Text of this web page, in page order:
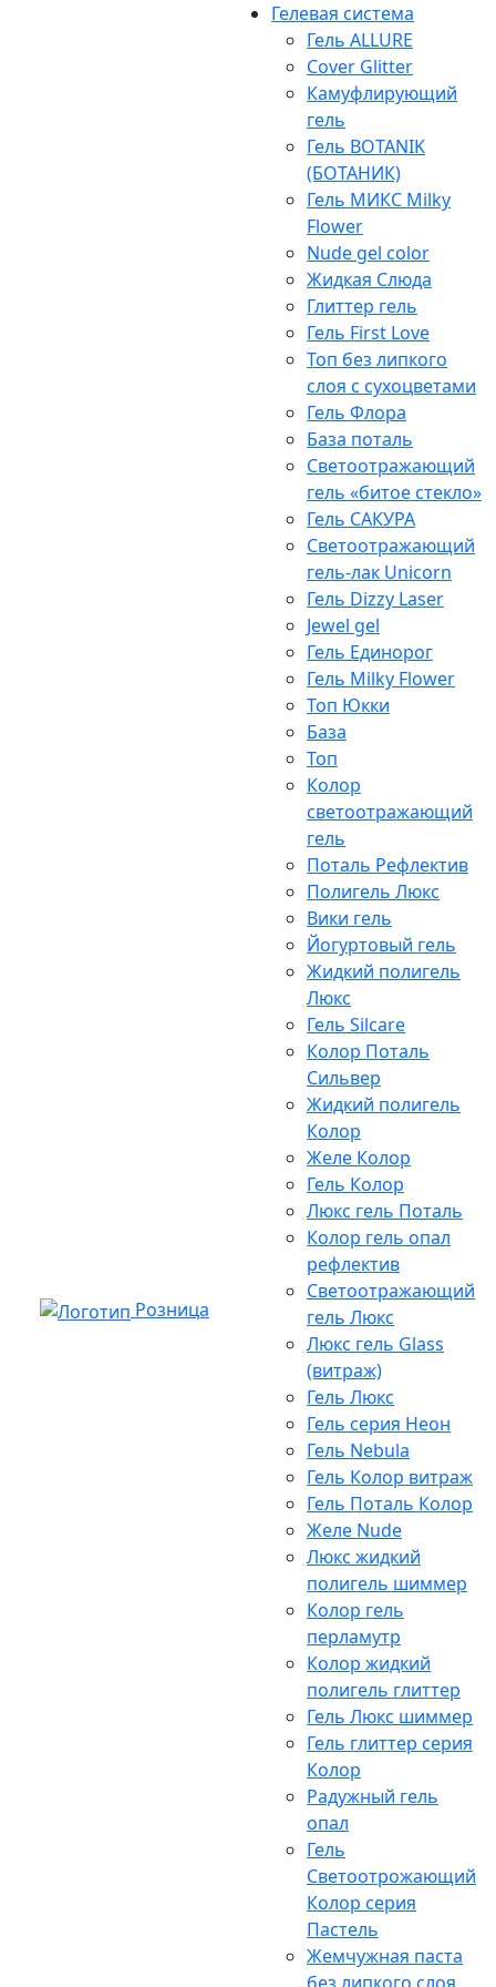
Розница
Гелевая система
Гель ALLURE
Cover Glitter
Камуфлирующий
гель
Гель BOTANIK
(БОТАНИК)
Гель МИКС Milky
Flower
Nude gel color
Жидкая Слюда
Глиттер гель
Гель First Love
Топ без липкого
слоя с сухоцветами
Гель Флора
База поталь
Светоотражающий
гель «битое стекло»
Гель САКУРА
Светоотражающий
гель-лак Unicorn
Гель Dizzy Laser
Jewel gel
Гель Единорог
Гель Milky Flower
Топ Юкки
База
Топ
Колор
светоотражающий
гель
Поталь Рефлектив
Полигель Люкс
Вики гель
Йогуртовый гель
Жидкий полигель
Люкс
Гель Silcare
Колор Поталь
Сильвер
Жидкий полигель
Колор
Желе Колор
Гель Колор
Люкс гель Поталь
Колор гель опал
рефлектив
Светоотражающий
гель Люкс
Люкс гель Glass
(витраж)
Гель Люкс
Гель серия Неон
Гель Nebula
Гель Колор витраж
Гель Поталь Колор
Желе Nude
Люкс жидкий
полигель шиммер
Колор гель
перламутр
Колор жидкий
полигель глиттер
Гель Люкс шиммер
Гель глиттер серия
Колор
Радужный гель
опал
Гель
Светоотрожающий
Колор серия
Пастель
Жемчужная паста